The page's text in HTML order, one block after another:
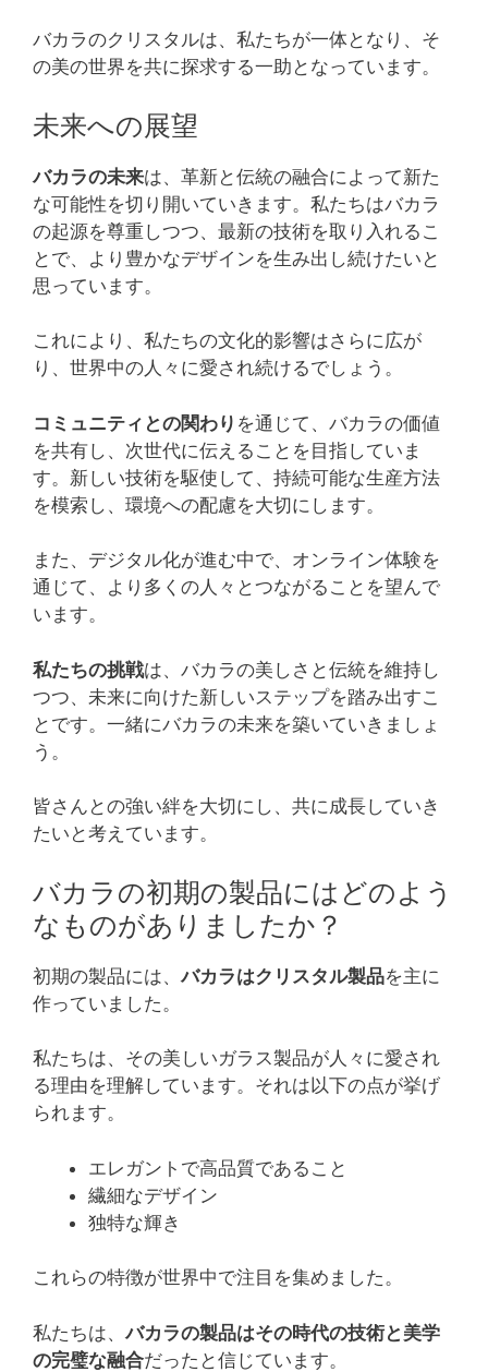
バカラのクリスタルは、私たちが一体となり、そ
の美の世界を共に探求する一助となっています。
未来への展望
バカラの未来は、革新と伝統の融合によって新た
な可能性を切り開いていきます。私たちはバカラ
の起源を尊重しつつ、最新の技術を取り入れるこ
とで、より豊かなデザインを生み出し続けたいと
思っています。
これにより、私たちの文化的影響はさらに広が
り、世界中の人々に愛され続けるでしょう。
コミュニティとの関わり を通じて、バカラの価値
を共有し、次世代に伝えることを目指していま
す。新しい技術を駆使して、持続可能な生産方法
を模索し、環境への配慮を大切にします。
また、デジタル化が進む中で、オンライン体験を
通じて、より多くの人々とつながることを望んで
います。
私たちの挑戦は、バカラの美しさと伝統を維持し
つつ、未来に向けた新しいステップを踏み出すこ
とです。一緒にバカラの未来を築いていきましょ
う。
皆さんとの強い絆を大切にし、共に成長していき
たいと考えています。
バカラの初期の製品にはどのよう
なものがありましたか？
初期の製品には、バカラはクリスタル製品を主に
作っていました。
私たちは、その美しいガラス製品が人々に愛され
る理由を理解しています。それは以下の点が挙げ
られます。
エレガントで高品質であること
繊細なデザイン
独特な輝き
これらの特徴が世界中で注目を集めました。
私たちは、バカラの製品はその時代の技術と美学
の完璧な融合だったと信じています。